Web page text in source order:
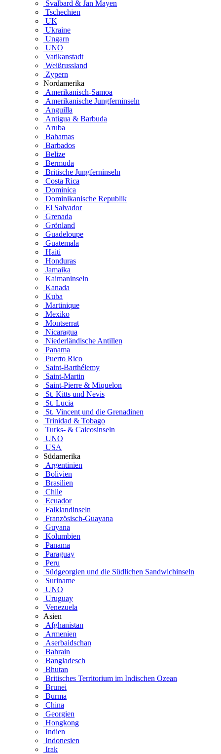
Svalbard & Jan Mayen
Tschechien
UK
Ukraine
Ungarn
UNO
Vatikanstadt
Weißrussland
Zypern
Nordamerika
Amerikanisch-Samoa
Amerikanische Jungferninseln
Anguilla
Antigua & Barbuda
Aruba
Bahamas
Barbados
Belize
Bermuda
Britische Jungferninseln
Costa Rica
Dominica
Dominikanische Republik
El Salvador
Grenada
Grönland
Guadeloupe
Guatemala
Haiti
Honduras
Jamaika
Kaimaninseln
Kanada
Kuba
Martinique
Mexiko
Montserrat
Nicaragua
Niederländische Antillen
Panama
Puerto Rico
Saint-Barthélemy
Saint-Martin
Saint-Pierre & Miquelon
St. Kitts und Nevis
St. Lucia
St. Vincent und die Grenadinen
Trinidad & Tobago
Turks- & Caicosinseln
UNO
USA
Südamerika
Argentinien
Bolivien
Brasilien
Chile
Ecuador
Falklandinseln
Französisch-Guayana
Guyana
Kolumbien
Panama
Paraguay
Peru
Südgeorgien und die Südlichen Sandwichinseln
Suriname
UNO
Uruguay
Venezuela
Asien
Afghanistan
Armenien
Aserbaidschan
Bahrain
Bangladesch
Bhutan
Britisches Territorium im Indischen Ozean
Brunei
Burma
China
Georgien
Hongkong
Indien
Indonesien
Irak